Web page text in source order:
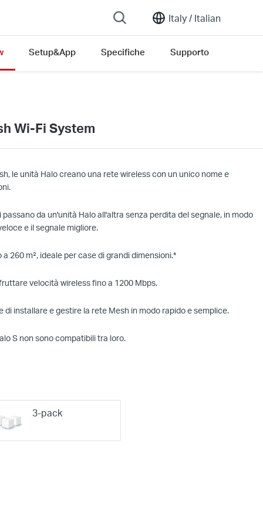
Italy / Italian
Setup&App Specifiche Supporto
Wi-Fi System
le unità Halo creano una rete wireless con un unico nome e
da un'unità Halo all'altra senza perdita del segnale, in modo
e il segnale migliore.
260 m², ideale per case di grandi dimensioni.*
velocità wireless fino a 1200 Mbps.
di installare e gestire la rete Mesh in modo rapido e semplice.
S non sono compatibili tra loro.
3-pack